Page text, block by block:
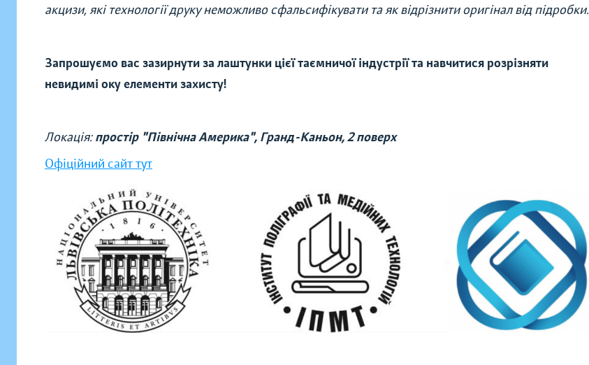
акцизи, які технології друку неможливо сфальсифікувати та як відрізнити оригінал від підробки.
Запрошуємо вас зазирнути за лаштунки цієї таємничої індустрії та навчитися розрізняти
невидимі оку елементи захисту!
Локація:простір "Північна Америка", Гранд-Каньон, 2 поверх
Офіційний сайт тут